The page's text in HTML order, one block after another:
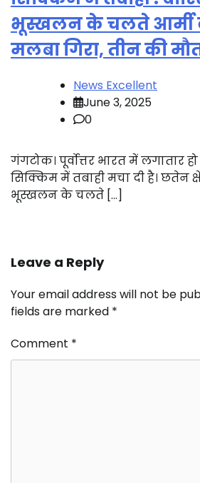
भूस्खलन के चलते आर्मी
मलबा गिरा, तीन की
News Excellent
June 3, 2025
0
गंगटोक। पूर्वोत्तर भारत में लगातार हो
सिक्किम में तबाही मचा दी है। छतेन
भूस्खलन के चलते […]
Leave a Reply
Your email address will not be
fields are marked *
Comment *